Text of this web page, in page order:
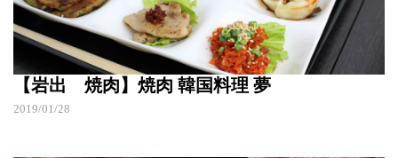
【岩出 焼肉】焼肉 韓国料理 夢
2019/01/28